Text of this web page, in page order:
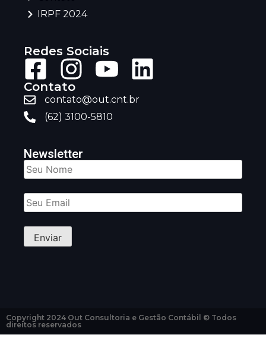
IRPF 2024
Redes Sociais
Contato
contato@out.cnt.br
(62) 3100-5810
Newsletter
Copyright 2024 Out Consultoria e Gestão Contábil © Todos
direitos reservados